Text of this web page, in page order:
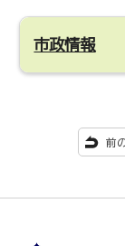
市政情報
前